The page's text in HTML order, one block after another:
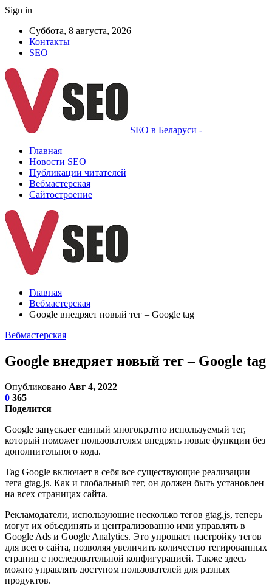
Sign in
Суббота, 8 августа, 2026
Контакты
SEO
SEO в Беларуси -
Главная
Новости SEO
Публикации читателей
Вебмастерская
Сайтостроение
Главная
Вебмастерская
Google внедряет новый тег – Google tag
Вебмастерская
Google внедряет новый тег – Google tag
Опубликовано Авг 4, 2022
0 365
Поделится
Google запускает единый многократно используемый тег,
который поможет пользователям внедрять новые функции без
дополнительного кода.
Tag Google включает в себя все существующие реализации
тега gtag.js. Как и глобальный тег, он должен быть установлен
на всех страницах сайта.
Рекламодатели, использующие несколько тегов gtag.js, теперь
могут их объединять и централизованно ими управлять в
Google Ads и Google Analytics. Это упрощает настройку тегов
для всего сайта, позволяя увеличить количество тегированных
страниц с последовательной конфигурацией. Также здесь
можно управлять доступом пользователей для разных
продуктов.